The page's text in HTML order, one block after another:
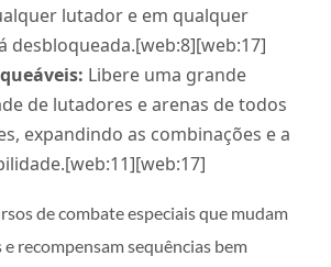
lutador e em qualquer
desbloqueada.[web:8][web:17]
Libere uma grande
de lutadores e arenas de todos
expandindo as combinações e a
de combate especiais que mudam
recompensam sequências bem